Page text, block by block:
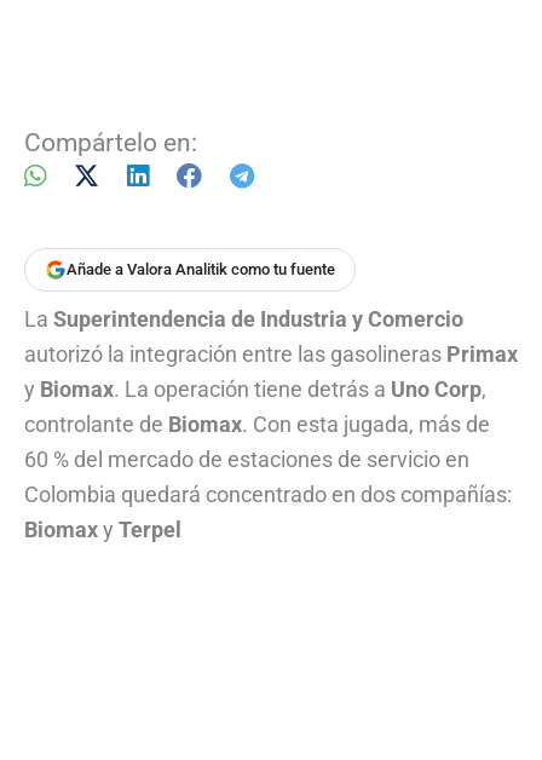
Compártelo en:
Añade a Valora Analitik como tu fuente
La Superintendencia de Industria y Comercio
autorizó la integración entre las gasolineras Primax
y Biomax. La operación tiene detrás a Uno Corp,
controlante de Biomax. Con esta jugada, más de
60 % del mercado de estaciones de servicio en
Colombia quedará concentrado en dos compañías:
Biomaxy Terpel